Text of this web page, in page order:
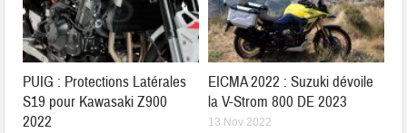
PUIG : Protections Latérales
S19 pour Kawasaki Z900
2022
EICMA 2022 : Suzuki dévoile
la V-Strom 800 DE 2023
13 Nov 2022